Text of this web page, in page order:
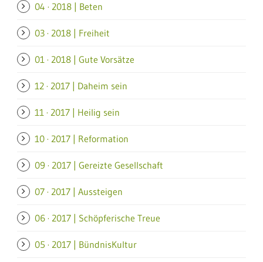
04 · 2018 | Beten
03 · 2018 | Freiheit
01 · 2018 | Gute Vorsätze
12 · 2017 | Daheim sein
11 · 2017 | Heilig sein
10 · 2017 | Reformation
09 · 2017 | Gereizte Gesellschaft
07 · 2017 | Aussteigen
06 · 2017 | Schöpferische Treue
05 · 2017 | BündnisKultur